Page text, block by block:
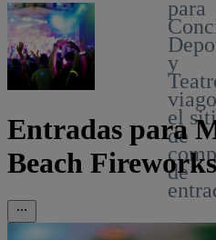
para
y
el
de
de
Entradas para
Beach